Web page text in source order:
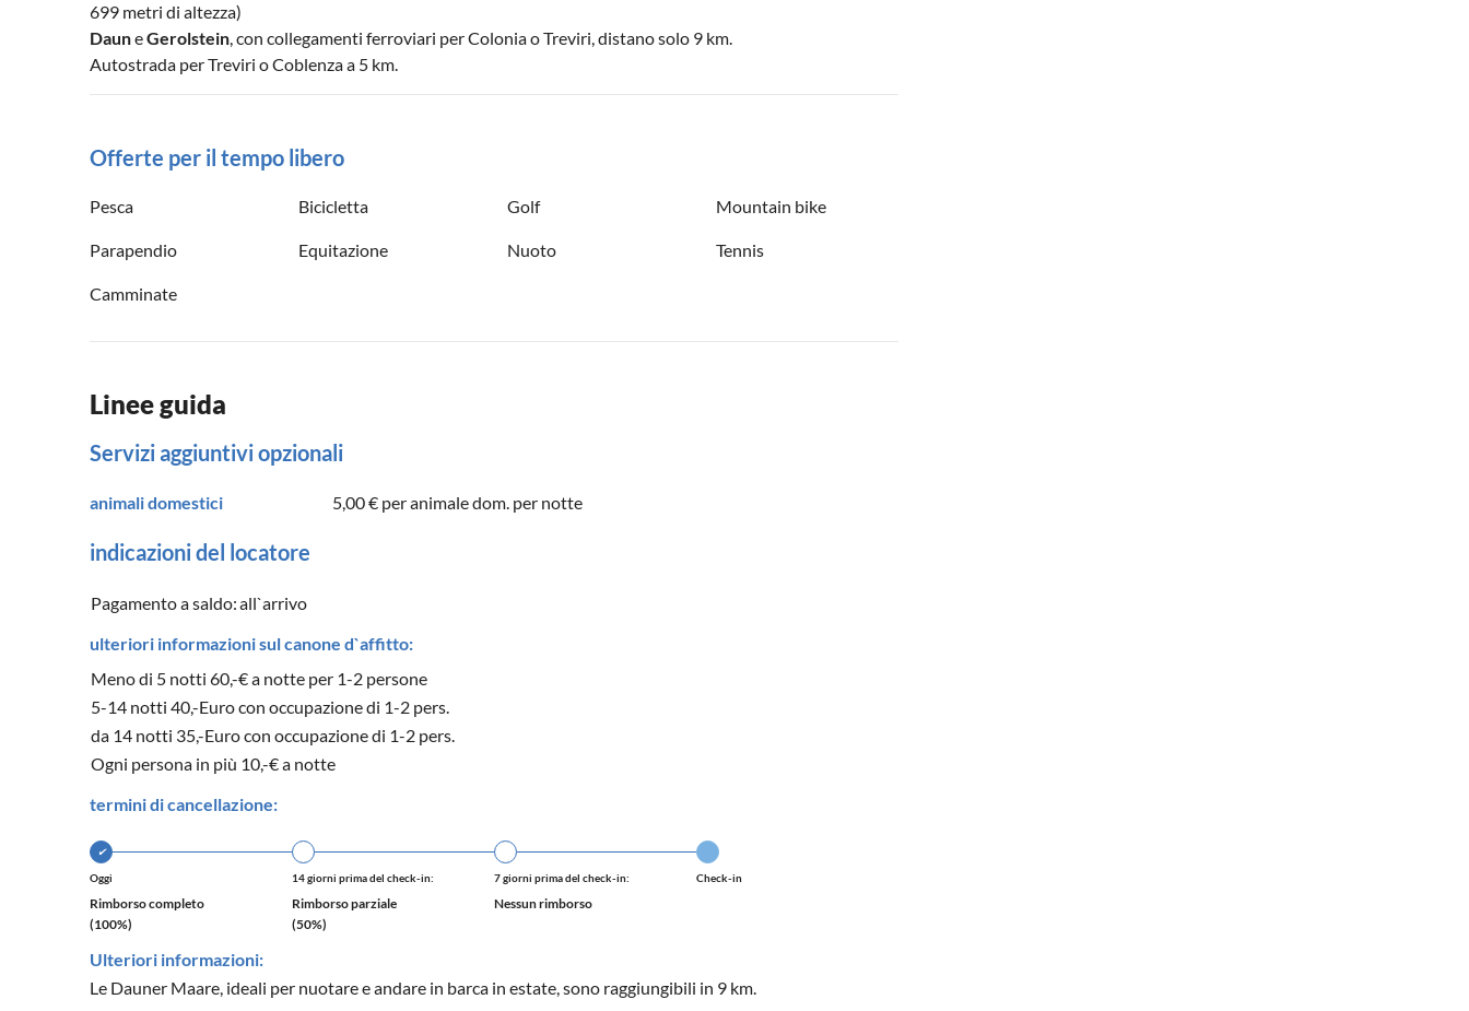
699 metri di altezza)
DauneGerolstein, con collegamenti ferroviari per Colonia o Treviri, distano solo 9 km.
Autostrada per Treviri o Coblenza a 5 km.
Offerte per il tempo libero
Pesca Bicicletta Golf Mountain bike
Parapendio Equitazione Nuoto Tennis
Camminate
Linee guida
Servizi aggiuntivi opzionali
animali domestici 5,00 € per animale dom. per notte
indicazioni del locatore
Pagamento a saldo:all`arrivo
ulteriori informazioni sul canone d`affitto:
Meno di 5 notti 60,-€ a notte per 1-2 persone
5-14 notti 40,-Euro con occupazione di 1-2 pers.
da 14 notti 35,-Euro con occupazione di 1-2 pers.
Ogni persona in più 10,-€ a notte
termini di cancellazione:
✔
Oggi
Rimborso completo
(100%)
14 giorni prima del check-in:
Rimborso parziale
(50%)
7 giorni prima del check-in:
Nessun rimborso
Check-in
Ulteriori informazioni:
Le Dauner Maare, ideali per nuotare e andare in barca in estate, sono raggiungibili in 9 km.